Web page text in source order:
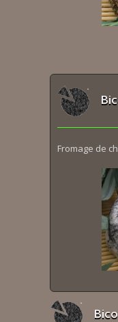
Fromage de